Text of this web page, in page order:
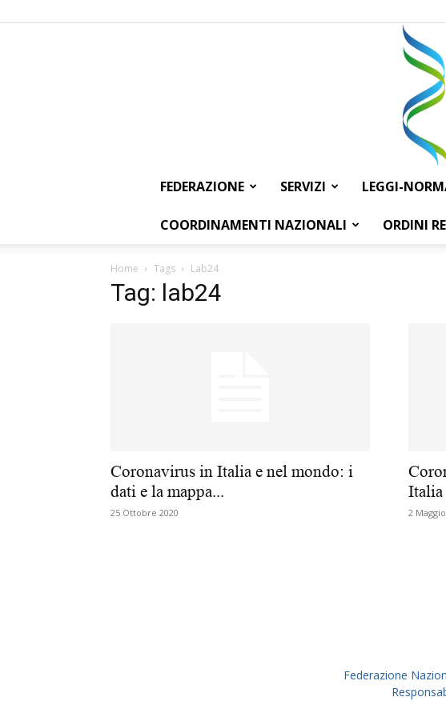
FEDERAZIONE SERVIZI LEGGI-
COORDINAMENTI NAZIONALI ORDINI
Home Tags Lab24
Tag: lab24
Coronavirus in Italia e nel mondo: i
dati e la mappa...
25 Ottobre 2020
Italia
2
Federazione